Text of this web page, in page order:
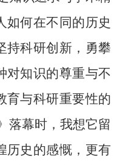
如何在不同的历史
持科研创新，勇攀
对知识的尊重与不
育与科研重要性的
落幕时，我想它留
历史的感慨，更有